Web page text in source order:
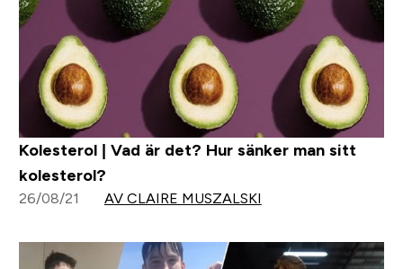
Kolesterol | Vad är det? Hur sänker man sitt
kolesterol?
26/08/21 AV CLAIRE MUSZALSKI